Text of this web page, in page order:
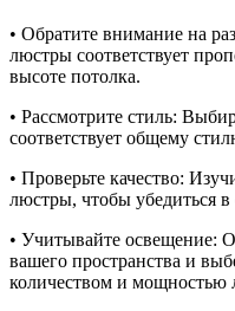
• Обратите внимание на
люстры соответствует
высоте потолка.
• Рассмотрите стиль:
соответствует общему
• Проверьте качество:
люстры, чтобы убедиться в
• Учитывайте освещение:
вашего пространства и
количеством и мощностью